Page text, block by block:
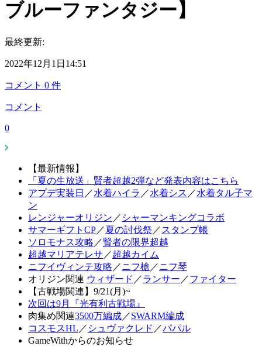
ブルーファンタジー】
最終更新:
2022年12月1日14:51
コメント 0 件
コメント
0
【最新情報】
「夏の生放送」賢者超越2弾など発表内容はこちら
アプデ実装日 ／水着ハイラ ／水着シス ／水着タル子マ
ン
レンジャーオリジン ／ シャーマンキングコラボ
サマーギフトCP／夏の討伐祭 ／ スタンプ帳
ソロモナス攻略 ／賢者の限界超越
超越マリアテレサ ／超越カイム
ニフイヴィンテ攻略 ／ニフ槍 ／ニフ琴
オリジン関連 ウィザード ／ランサー ／ファイター
【古戦場関連】9/21(月)~
次回は9月『光有利古戦場』
肉集め関連3500万編成／SWARM編成
コスモスHL ／ シュヴァクレド ／パパル
GameWithからのお知らせ